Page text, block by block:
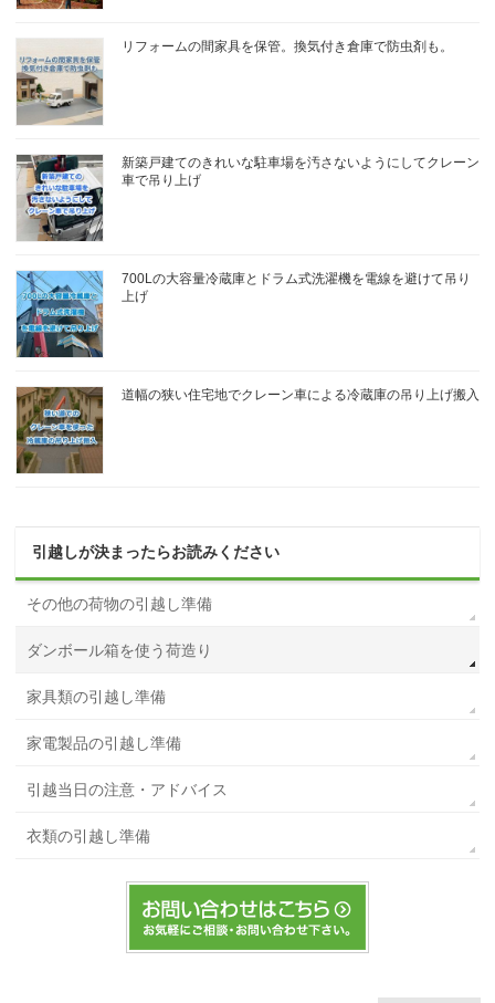
リフォームの間家具を保管。換気付き倉庫で防虫剤も。
新築戸建てのきれいな駐車場を汚さないようにしてクレーン
車で吊り上げ
700Lの大容量冷蔵庫とドラム式洗濯機を電線を避けて吊り
上げ
道幅の狭い住宅地でクレーン車による冷蔵庫の吊り上げ搬入
引越しが決まったらお読みください
その他の荷物の引越し準備
ダンボール箱を使う荷造り
家具類の引越し準備
家電製品の引越し準備
引越当日の注意・アドバイス
衣類の引越し準備